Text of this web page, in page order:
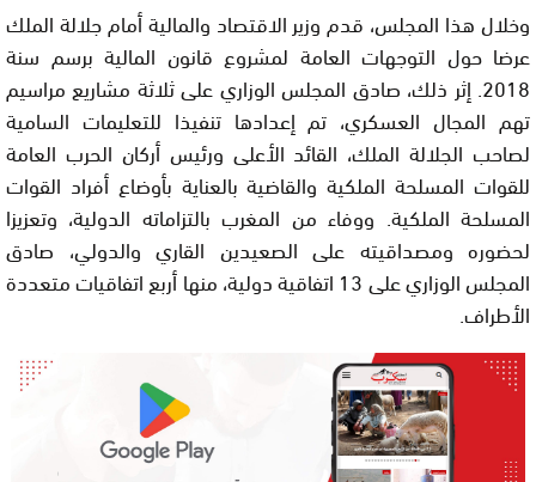
وخلال هذا المجلس، قدم وزير الاقتصاد والمالية أمام جلالة الملك
عرضا حول التوجهات العامة لمشروع قانون المالية برسم سنة
2018. إثر ذلك، صادق المجلس الوزاري على ثلاثة مشاريع مراسيم
تهم المجال العسكري، تم إعدادها تنفيذا للتعليمات السامية
لصاحب الجلالة الملك، القائد الأعلى ورئيس أركان الحرب العامة
للقوات المسلحة الملكية والقاضية بالعناية بأوضاع أفراد القوات
المسلحة الملكية. ووفاء من المغرب بالتزاماته الدولية، وتعزيزا
لحضوره ومصداقيته على الصعيدين القاري والدولي، صادق
المجلس الوزاري على 13 اتفاقية دولية، منها أربع اتفاقيات متعددة
الأطراف.